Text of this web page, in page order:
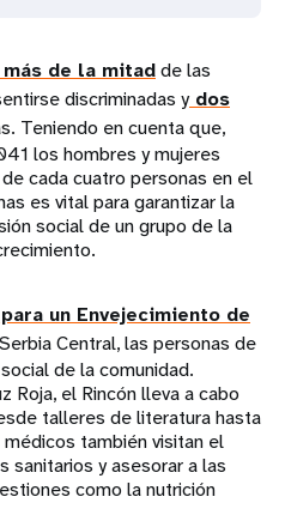
más de la mitadde las
discriminadas ydos
Teniendo en cuenta que,
los hombres y mujeres
cada cuatro personas en el
es vital para garantizar la
social de un grupo de la
un Envejecimiento de
Central, las personas de
de la comunidad.
Roja, el Rincón lleva a cabo
talleres de literatura hasta
también visitan el
sanitarios y asesorar a las
como la nutrición